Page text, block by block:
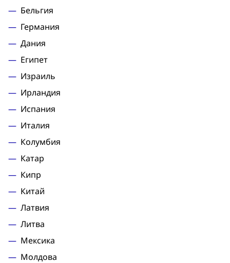
Бельгия
Германия
Дания
Египет
Израиль
Ирландия
Испания
Италия
Кoлумбия
Катар
Кипр
Китай
Латвия
Литва
Мексика
Молдова